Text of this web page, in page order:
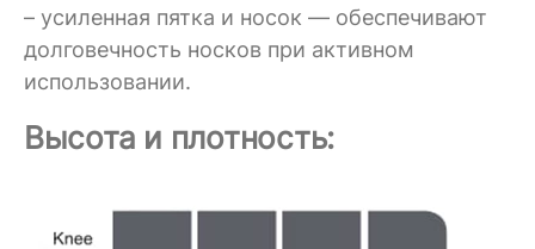
– усиленная пятка и носок — обеспечивают
долговечность носков при активном
использовании.
Высота и плотность: